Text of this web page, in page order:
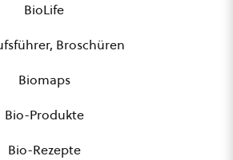
BioLife
Broschüren
Biomaps
Bio-Produkte
Bio-Rezepte